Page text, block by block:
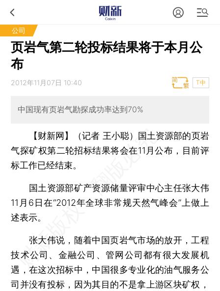
公司
页岩气第二轮投标结果将于本月公
布
2012年11月07日 10:40 T中
中国现有页岩气勘探成功率达到70%
【财新网】（记者 王小聪） 国土资源部的页岩
气探矿权第二轮招标结果将会在11月公布，目前评
标工作已经结束。
国土资源部矿产资源储量评审中心主任张大伟
11月6日在“2012年全球非常规天然气峰会”上做上
述表示。
张大伟说，随着中国页岩气市场的放开，工程
技术公司、金融公司、管网公司都有很大发展机
遇，在这次招标中，中国很多专业化的油气服务公
司并没有投标，因为其目的不是拿上游区块矿权，